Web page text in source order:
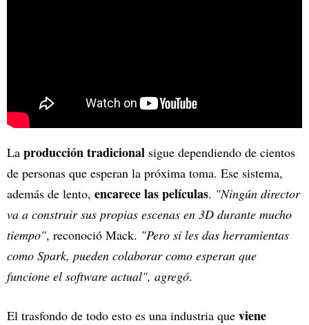
La producción tradicional sigue dependiendo de cientos
de personas que esperan la próxima toma. Ese sistema,
además de lento, encarece las películas. "Ningún director
va a construir sus propias escenas en 3D durante mucho
tiempo", reconoció Mack. "Pero si les das herramientas
como Spark, pueden colaborar como esperan que
funcione el software actual", agregó.
El trasfondo de todo esto es una industria que viene